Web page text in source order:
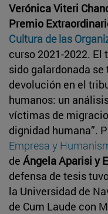
Verónica Viteri
Premio
Cultura de las
curso 2021-2022. El
sido galardonada
devolución en el
humanos: un
víctimas de
dignidad humana”.
Empresa y
de Ángela Aparisi y
defensa de tesis
la Universidad de
de Cum Laude con